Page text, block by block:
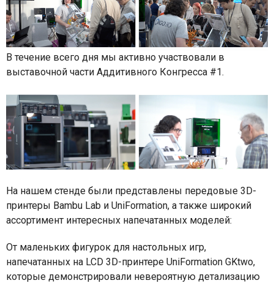
В течение всего дня мы активно участвовали в
выставочной части Аддитивного Конгресса #1.
На нашем стенде были представлены передовые 3D-
принтеры Bambu Lab и UniFormation, а также широкий
ассортимент интересных напечатанных моделей:
От маленьких фигурок для настольных игр,
напечатанных на LCD 3D-принтере UniFormation GKtwo,
которые демонстрировали невероятную детализацию